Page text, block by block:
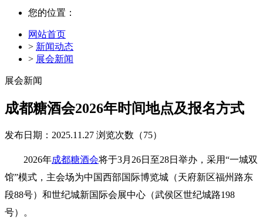
您的位置：
网站首页
> 新闻动态
> 展会新闻
展会新闻
成都糖酒会2026年时间地点及报名方式
发布日期：2025.11.27 浏览次数（75）
2026年成都糖酒会将于‌3月26日至28日‌举办，采用“一城双
馆”模式，主会场为‌中国西部国际博览城‌（天府新区福州路东
段88号）和‌世纪城新国际会展中心‌（武侯区世纪城路198
号）‌。